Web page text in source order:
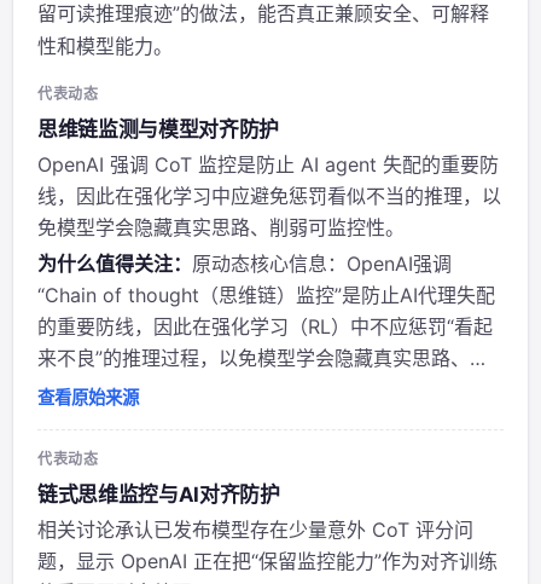
留可读推理痕迹”的做法，能否真正兼顾安全、可解释
性和模型能力。
代表动态
思维链监测与模型对齐防护
OpenAI 强调 CoT 监控是防止 AI agent 失配的重要防
线，因此在强化学习中应避免惩罚看似不当的推理，以
免模型学会隐藏真实思路、削弱可监控性。
为什么值得关注： 原动态核心信息：OpenAI强调
“Chain of thought（思维链）监控”是防止AI代理失配
的重要防线，因此在强化学习（RL）中不应惩罚“看起
来不良”的推理过程，以免模型学会隐藏真实思路、降
低可监测性。同时，OpenAI承认其在部分已发布模型
转发者态度和意...
查看原始来源
代表动态
链式思维监控与AI对齐防护
相关讨论承认已发布模型存在少量意外 CoT 评分问
题，显示 OpenAI 正在把“保留监控能力”作为对齐训练